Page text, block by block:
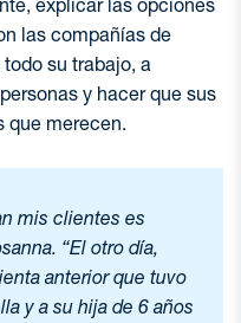
explicar las opciones
las compañías de
su trabajo, a
y hacer que sus
que merecen.
mis clientes es
“El otro día,
anterior que tuvo
y a su hija de 6 años